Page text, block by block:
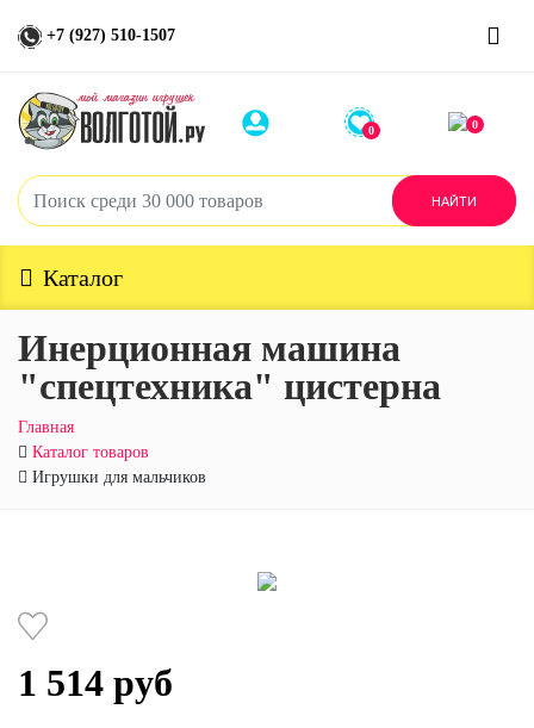
+7 (927) 510-1507
0 0
Каталог
Инерционная машина
"спецтехника" цистерна
Главная
Каталог товаров
Игрушки для мальчиков
1 514 руб